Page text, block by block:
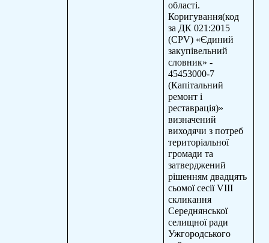
області.
Коригування(код
за ДК 021:2015
(CPV) «Єдиний
закупівельний
словник» -
45453000-7
(Капітальний
ремонт і
реставрація)»
визначений
виходячи з потреб
територіальної
громади та
затверджений
рішенням двадцять
сьомої сесіїVIII
скликання
Середнянської
селищної ради
Ужгородського